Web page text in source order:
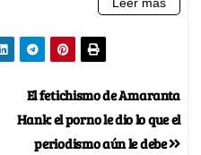
El fetichismo de Amaranta
Hank: el porno le dio lo que el
periodismo aún le debe